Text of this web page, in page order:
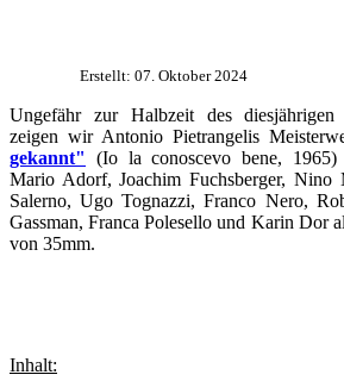
Erstellt: 07. Oktober 2024
Ungefähr zur Halbzeit des diesjährigen
zeigen wir Antonio Pietrangelis
gekannt"
(Io la conoscevo bene, 1965)
Mario Adorf, Joachim Fuchsberger, Nino
Salerno, Ugo Tognazzi, Franco Nero,
Gassman, Franca Polesello und Karin Dor
von 35mm.
Inhalt: